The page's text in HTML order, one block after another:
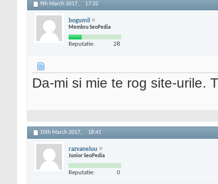
9th March 2017, 17:32
bogumil
Membru SeoPedia
Reputatie: 28
Da-mi si mie te rog site-urile.
10th March 2017, 18:41
razvaneluu
Junior SeoPedia
Reputatie: 0